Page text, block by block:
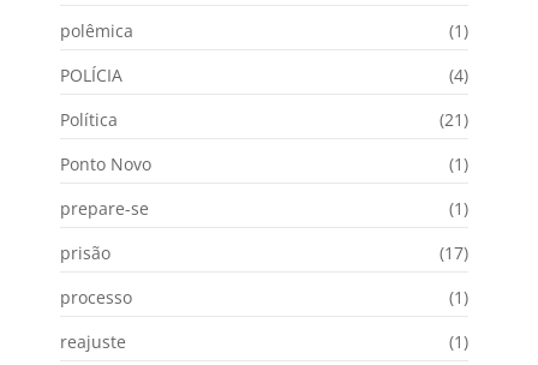
polêmica
(1)
POLÍCIA
(4)
Política
(21)
Ponto Novo
(1)
prepare-se
(1)
prisão
(17)
processo
(1)
reajuste
(1)